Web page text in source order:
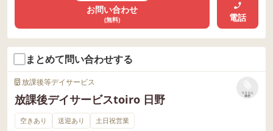
お問い合わせ
(無料) 電話
まとめて問い合わせする
放課後等デイサービス
放課後デイサービスtoiro 日野
リストに
保存
空きあり 送迎あり 土日祝営業